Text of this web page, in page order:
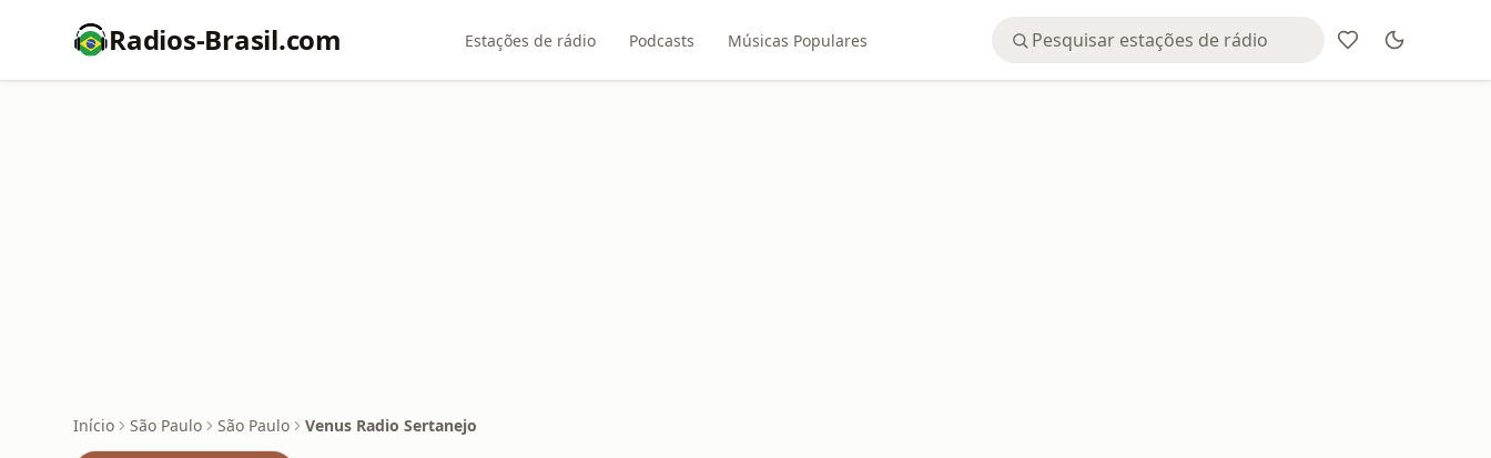
Radios-Brasil.com Estações de rádio Podcasts Músicas Populares
Início São Paulo São Paulo Venus Radio Sertanejo